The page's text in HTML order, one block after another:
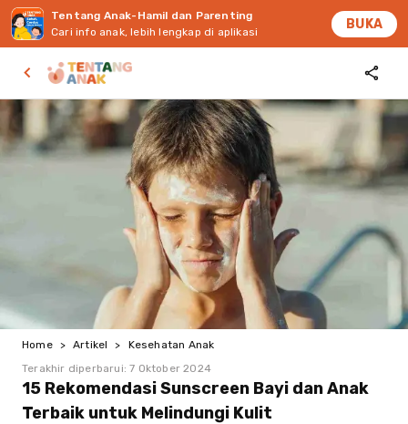
Tentang Anak-Hamil dan Parenting
Cari info anak, lebih lengkap di aplikasi
BUKA
Home > Artikel >
Kesehatan Anak
Terakhir diperbarui:7 Oktober 2024
15 Rekomendasi Sunscreen Bayi dan Anak
Terbaik untuk Melindungi Kulit